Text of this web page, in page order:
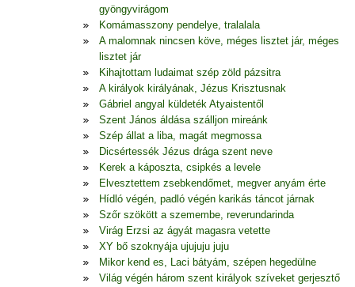
gyöngyvirágom
Komámasszony pendelye, tralalala
A malomnak nincsen köve, méges lisztet jár, méges
lisztet jár
Kihajtottam ludaimat szép zöld pázsitra
A királyok királyának, Jézus Krisztusnak
Gábriel angyal küldeték Atyaistentől
Szent János áldása szálljon mireánk
Szép állat a liba, magát megmossa
Dicsértessék Jézus drága szent neve
Kerek a káposzta, csipkés a levele
Elvesztettem zsebkendőmet, megver anyám érte
Hídló végén, padló végén karikás táncot járnak
Szőr szökött a szemembe, reverundarinda
Virág Erzsi az ágyát magasra vetette
XY bő szoknyája ujujuju juju
Mikor kend es, Laci bátyám, szépen hegedülne
Világ végén három szent királyok szíveket gerjesztő